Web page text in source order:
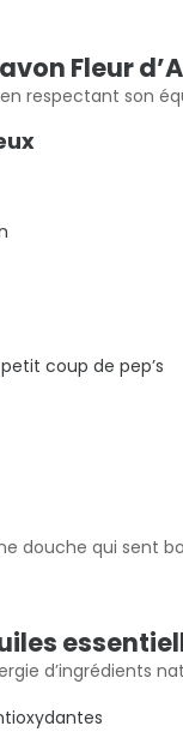
Fleur
respectant son
coup de pep’s
douche qui sent
d’ingrédients